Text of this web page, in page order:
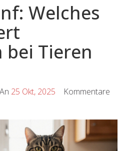
Welches
bei Tieren
25 Okt, 2025 Kommentare